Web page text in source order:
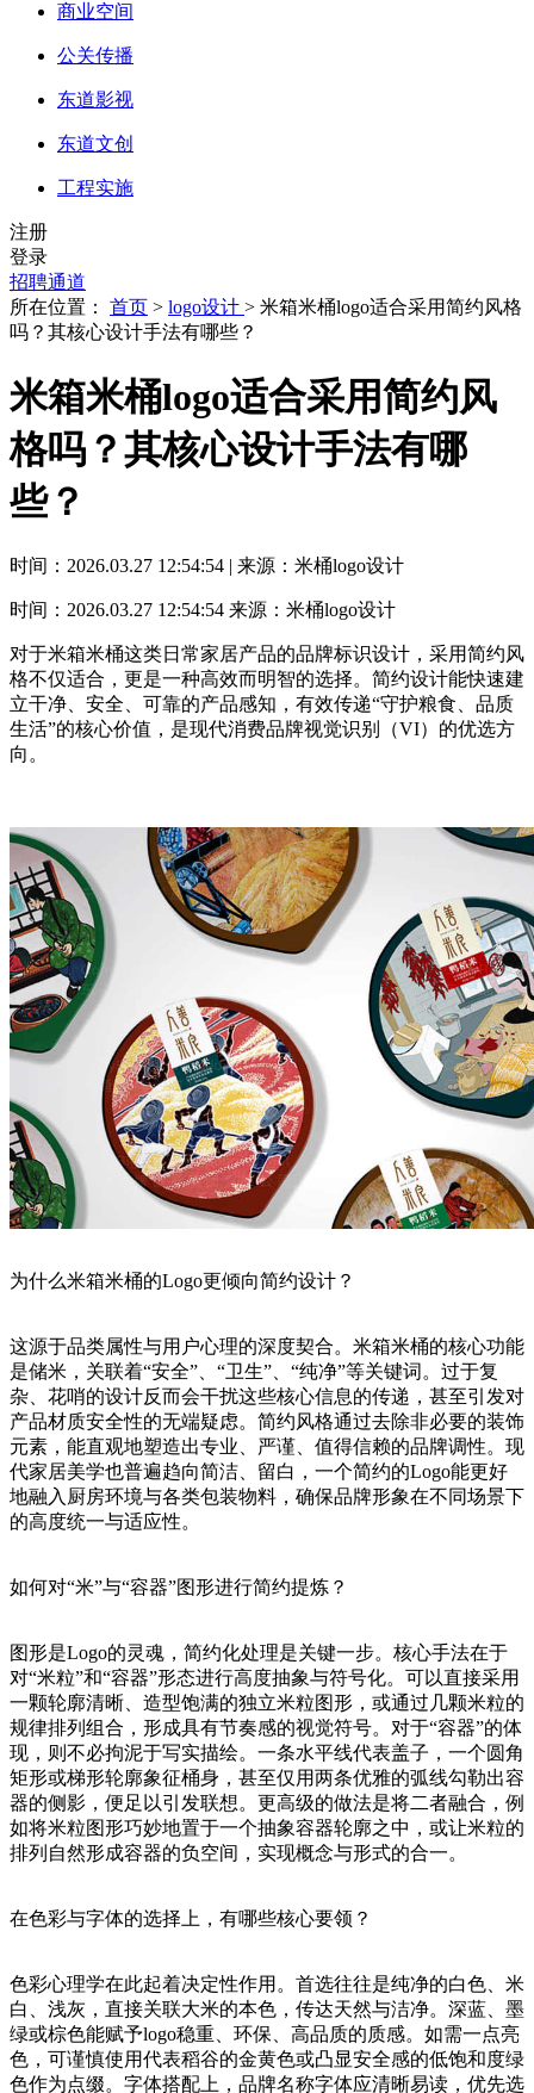
商业空间
公关传播
东道影视
东道文创
工程实施
注册
登录
招聘通道
所在位置： 首页 > logo设计 > 米箱米桶logo适合采用简约风格
吗？其核心设计手法有哪些？
米箱米桶logo适合采用简约风
格吗？其核心设计手法有哪
些？
时间：2026.03.27 12:54:54 | 来源：米桶logo设计
时间：2026.03.27 12:54:54 来源：米桶logo设计
对于米箱米桶这类日常家居产品的品牌标识设计，采用简约风
格不仅适合，更是一种高效而明智的选择。简约设计能快速建
立干净、安全、可靠的产品感知，有效传递“守护粮食、品质
生活”的核心价值，是现代消费品牌视觉识别（VI）的优选方
向。
为什么米箱米桶的Logo更倾向简约设计？
这源于品类属性与用户心理的深度契合。米箱米桶的核心功能
是储米，关联着“安全”、“卫生”、“纯净”等关键词。过于复
杂、花哨的设计反而会干扰这些核心信息的传递，甚至引发对
产品材质安全性的无端疑虑。简约风格通过去除非必要的装饰
元素，能直观地塑造出专业、严谨、值得信赖的品牌调性。现
代家居美学也普遍趋向简洁、留白，一个简约的Logo能更好
地融入厨房环境与各类包装物料，确保品牌形象在不同场景下
的高度统一与适应性。
如何对“米”与“容器”图形进行简约提炼？
图形是Logo的灵魂，简约化处理是关键一步。核心手法在于
对“米粒”和“容器”形态进行高度抽象与符号化。可以直接采用
一颗轮廓清晰、造型饱满的独立米粒图形，或通过几颗米粒的
规律排列组合，形成具有节奏感的视觉符号。对于“容器”的体
现，则不必拘泥于写实描绘。一条水平线代表盖子，一个圆角
矩形或梯形轮廓象征桶身，甚至仅用两条优雅的弧线勾勒出容
器的侧影，便足以引发联想。更高级的做法是将二者融合，例
如将米粒图形巧妙地置于一个抽象容器轮廓之中，或让米粒的
排列自然形成容器的负空间，实现概念与形式的合一。
在色彩与字体的选择上，有哪些核心要领？
色彩心理学在此起着决定性作用。首选往往是纯净的白色、米
白、浅灰，直接关联大米的本色，传达天然与洁净。深蓝、墨
绿或棕色能赋予logo稳重、环保、高品质的质感。如需一点亮
色，可谨慎使用代表稻谷的金黄色或凸显安全感的低饱和度绿
色作为点缀。字体搭配上，品牌名称字体应清晰易读，优先选